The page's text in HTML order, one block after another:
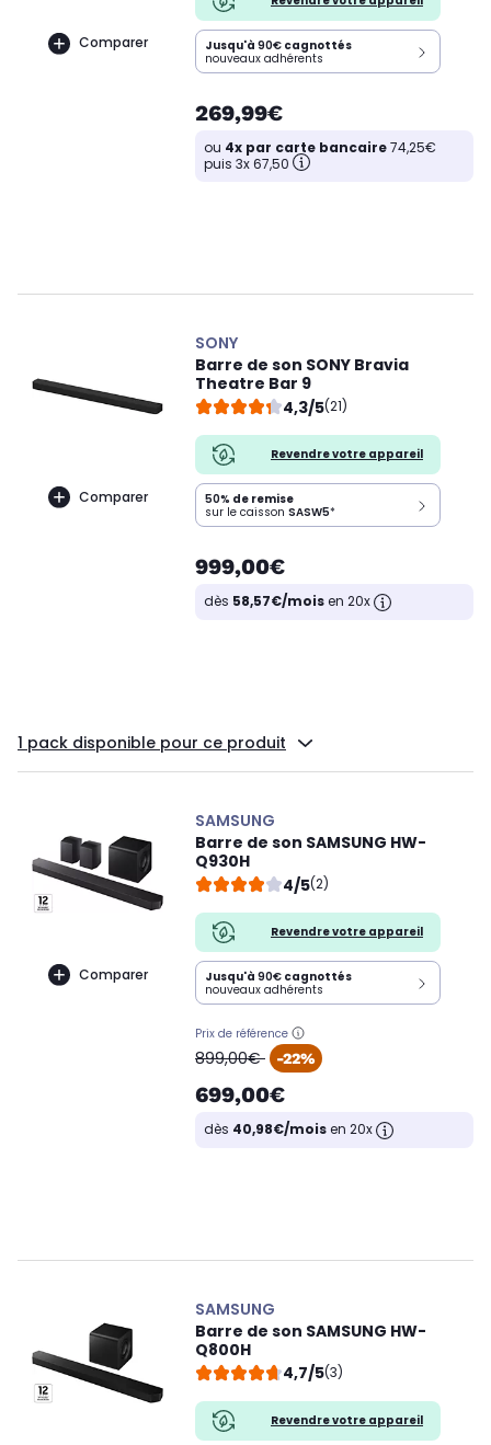
Comparer Jusqu'à 90€ cagnottés
nouveaux adhérents
269,99€
ou 4x par carte bancaire74,25€
puis 3x 67,50
Comparer
SONY
Barre de son SONY Bravia
Theatre Bar 9
4,3/5(21)
Revendre votre appareil
50% de remise
sur le caisson SASW5*
999,00€
dès 58,57€/moisen 20x
1 pack disponible pour ce produit
Comparer
SAMSUNG
Barre de son SAMSUNG HW-
Q930H
4/5(2)
Revendre votre appareil
Jusqu'à 90€ cagnottés
nouveaux adhérents
Prix de référence
oldPrice
899,00€ -22%
699,00€
dès 40,98€/moisen 20x
SAMSUNG
Barre de son SAMSUNG HW-
Q800H
4,7/5(3)
Revendre votre appareil